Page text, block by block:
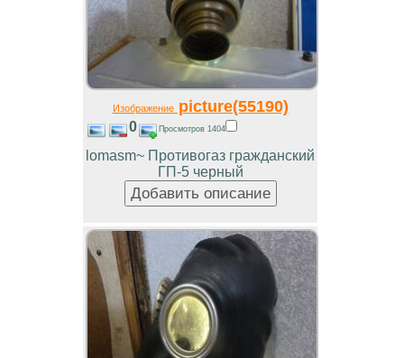
Изображениеpicture(55190)
0 Просмотров 1404
lomasm~ Противогаз гражданский
ГП-5 черный